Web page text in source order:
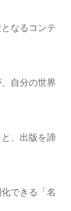
なるコンテ
自分の世界
、出版を諦
できる「名